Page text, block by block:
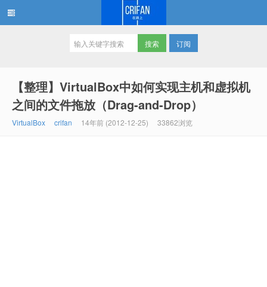
订阅
【整理】VirtualBox中如何实现主机和虚拟机
之间的文件拖放（Drag-and-Drop）
VirtualBox crifan 14年前 (2012-12-25) 33862浏览